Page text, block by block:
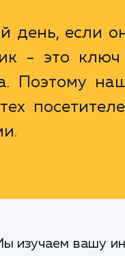
день, если
- это
Поэтому
изучаем вашу